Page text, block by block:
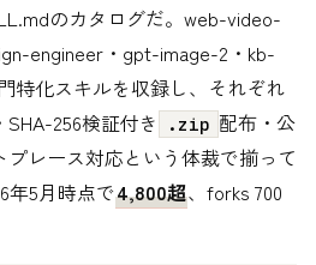
のカタログだ。web-video-
engineer・gpt-image-2・kb-
特化スキルを収録し、それぞれ
256検証付き
.zip 配布・公
レース対応という体裁で揃って
年5月時点で4,800超、forks 700